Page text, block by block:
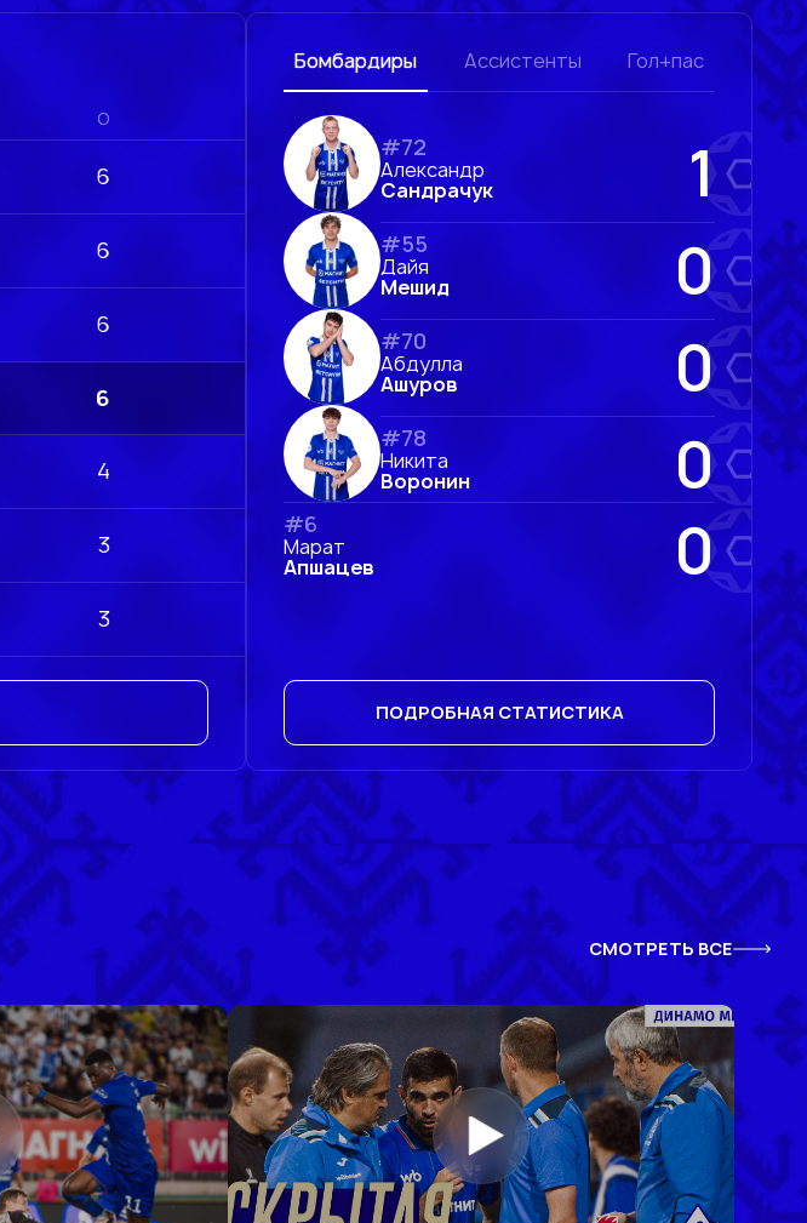
О
6
6
6
6
4
3
3
Бомбардиры Ассистенты Гол+пас
#72
Александр
Сандрачук 1
#55
Дайя
Мешид 0
#70
Абдулла
Ашуров 0
#78
Никита
Воронин 0
#6
Марат
Апшацев 0
ПОДРОБНАЯ СТАТИСТИКА
СМОТРЕТЬ ВСЕ